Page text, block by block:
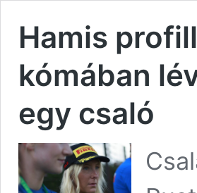
Hamis
kómában
egy csaló